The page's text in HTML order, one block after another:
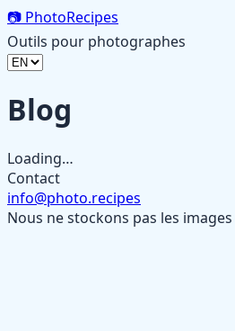
📷 PhotoRecipes
Outils pour photographes
Blog
Loading…
Contact
info@photo.recipes
Nous ne stockons pas les